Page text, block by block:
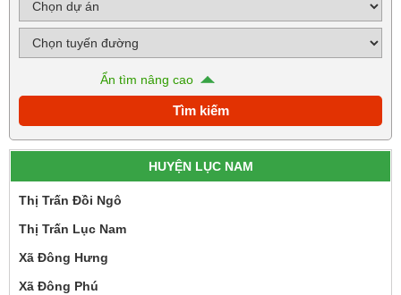
Ẩn tìm nâng cao
HUYỆN LỤC NAM
Thị Trấn Đồi Ngô
Thị Trấn Lục Nam
Xã Đông Hưng
Xã Đông Phú